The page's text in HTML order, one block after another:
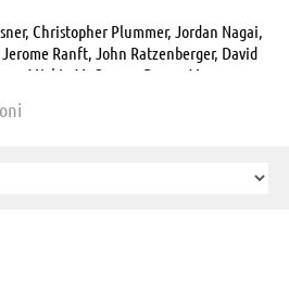
Christopher Plummer, Jordan Nagai,
Ranft, John Ratzenberger, David
Mickie McGowan, Danny Mann,
Josh Cooley, Pete Docter, Mark
Chapman, Emma Coats, John Cygan,